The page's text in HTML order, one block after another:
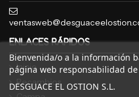
ENLACES RÁPIDOS
Inicio
Recambios
Bienvenida/o a la información
página web responsabilidad
DESGUACE EL OSTION S.L.